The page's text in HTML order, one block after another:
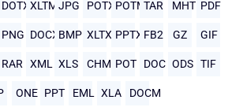
DOTXXLTM JPG POTX POTMTAR MHTMLPDF
PNG DOCXBMP XLTX PPTX FB2 GZ GIF
RAR XML XLS CHM POT DOC ODS TIF
ONE PPT EML XLA DOCM